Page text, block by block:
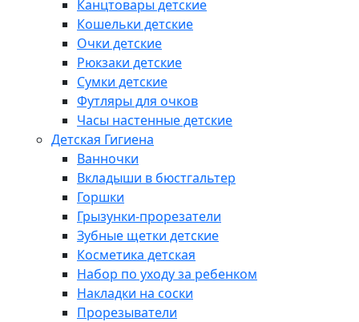
Канцтовары детские
Кошельки детские
Очки детские
Рюкзаки детские
Сумки детские
Футляры для очков
Часы настенные детские
Детская Гигиена
Ванночки
Вкладыши в бюстгальтер
Горшки
Грызунки-прорезатели
Зубные щетки детские
Косметика детская
Набор по уходу за ребенком
Накладки на соски
Прорезыватели